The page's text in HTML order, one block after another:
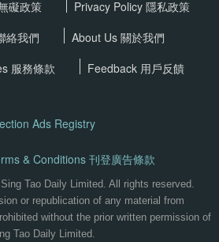
礙政策 Privacy Policy 隱私政策
絡我們
About Us 關於我們
服務條款 Feedback 用戶反饋
Ads Registry
& Conditions 刊登廣告條款
Tao Daily Limited. All rights reserved.
or republication of any material from
without the prior written permission of
Tao Daily Limited.